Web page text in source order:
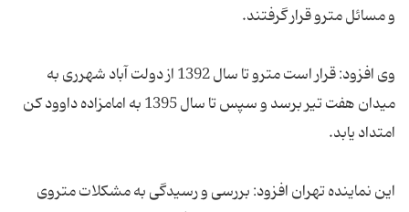
وی افزود: قرار است مترو تا سال 1392 از دولت آباد شهرری به
میدان هفت تیر برسد و سپس تا سال 1395 به امامزاده داوود كن
این نماینده تهران افزود: بررسی و رسیدگی به مشكلات متروی